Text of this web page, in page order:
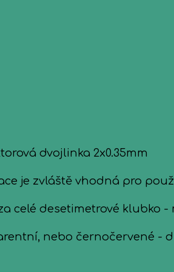
dvojlinka 2x0.35mm
je zvláště vhodná pro
celé desetimetrové klubko
nebo černočervené -